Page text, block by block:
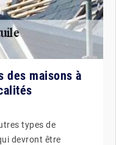
des maisons à
types de
devront être